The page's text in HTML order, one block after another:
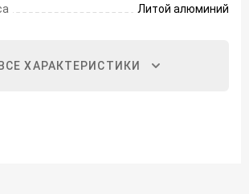
Литой алюминий
ВСЕ ХАРАКТЕРИСТИКИ